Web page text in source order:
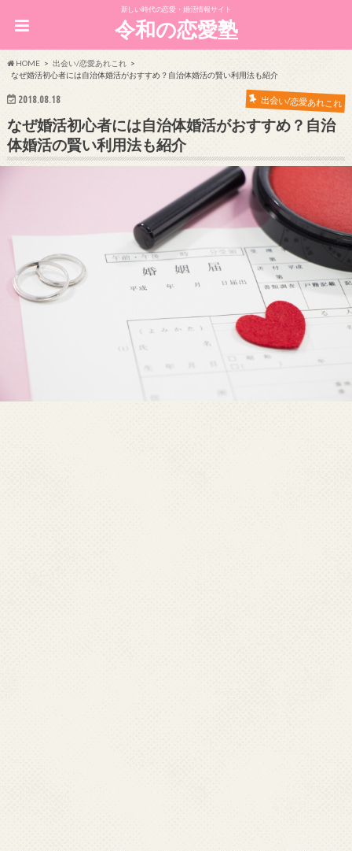
新しい時代の恋愛・婚活情報サイト
令和の恋愛塾
HOME
出会い/恋愛あれこれ
なぜ婚活初心者には自治体婚活がおすすめ？自治体婚活の賢い利用法も紹介
2018.08.18 出会い/恋愛あれこれ
なぜ婚活初心者には自治体婚活がおすすめ？自治
体婚活の賢い利用法も紹介